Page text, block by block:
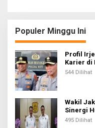
a
s
i
p
o
s
Populer Minggu Ini
Profil
Karier di
544 Dilihat
Wakil
Sinergi
495 Dilihat